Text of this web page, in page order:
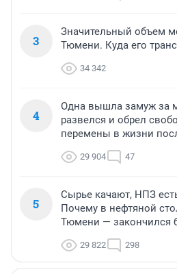
3
Значительный объем
Тюмени. Куда его
34 342
4
Одна вышла замуж за
развелся и обрел
перемены в жизни
29 904 47
5
Сырье качают, НПЗ
Почему в нефтяной
Тюмени — закончился
29 822 298